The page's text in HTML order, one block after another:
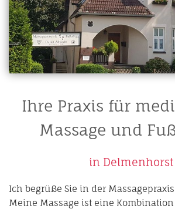
Ihre Praxis für
Massage und
in Delmenhorst
Ich begrüße Sie in der
Meine Massage ist eine